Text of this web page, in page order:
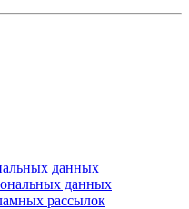
данных
данных
рассылок